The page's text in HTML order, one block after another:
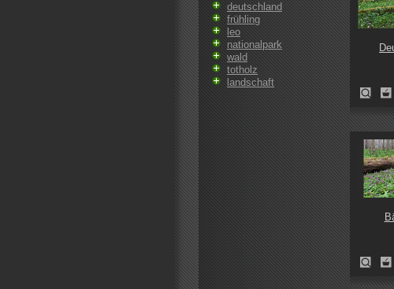
deutschland
frühling
leo
nationalpark
wald
totholz
landschaft